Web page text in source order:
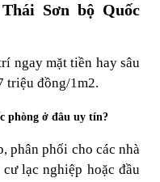
Sơn bộ Quốc
ngay mặt tiền hay sâu
triệu đồng/1m2.
phòng ở đâu uy tín?
phân phối cho các nhà
lạc nghiệp hoặc đầu